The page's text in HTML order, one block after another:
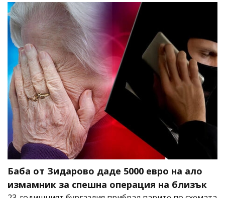
Баба от Зидарово даде 5000 евро на ало
измамник за спешна операция на близък